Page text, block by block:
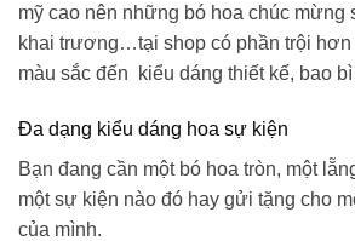
mỹ cao nên những bó hoa chúc mừng
khai trương…tại shop có phần trội
màu sắc đến kiểu dáng thiết kế, bao
Đa dạng kiểu dáng hoa sự kiện
Bạn đang cần một bó hoa tròn, một
một sự kiện nào đó hay gửi tặng cho
của mình.